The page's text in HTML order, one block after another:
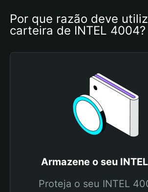
Por que razão deve
carteira de INTEL 4004?
Armazene o seu
Proteja o seu INTEL